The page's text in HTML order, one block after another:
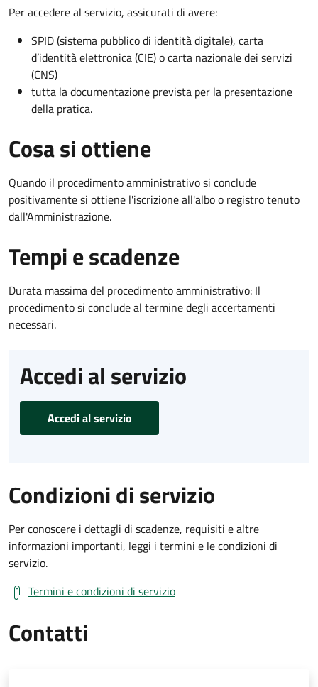
Per accedere al servizio, assicurati di avere:
SPID (sistema pubblico di identità digitale), carta
d’identità elettronica (CIE) o carta nazionale dei servizi
(CNS)
tutta la documentazione prevista per la presentazione
della pratica.
Cosa si ottiene
Quando il procedimento amministrativo si conclude
positivamente si ottiene l'iscrizione all'albo o registro tenuto
dall'Amministrazione.
Tempi e scadenze
Durata massima del procedimento amministrativo: Il
procedimento si conclude al termine degli accertamenti
necessari.
Accedi al servizio
Accedi al servizio
Condizioni di servizio
Per conoscere i dettagli di scadenze, requisiti e altre
informazioni importanti, leggi i termini e le condizioni di
servizio.
Termini e condizioni di servizio
Contatti